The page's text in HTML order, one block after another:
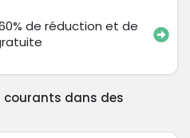
de réduction et de
courants dans des